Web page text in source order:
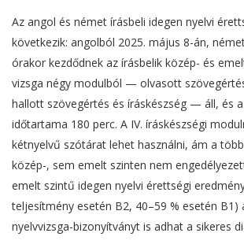
Az angol és német írásbeli idegen nyelvi
következik: angolból 2025. május 8-án,
órakor kezdődnek az írásbelik közép- és
vizsga négy modulból — olvasott
hallott szövegértés és íráskészség — áll, és
időtartama 180 perc. A IV. íráskészségi
kétnyelvű szótárat lehet használni, ám a
közép-, sem emelt szinten nem
emelt szintű idegen nyelvi érettségi
teljesítmény esetén B2, 40–59 % esetén B1)
nyelvvizsga-bizonyítványt is adhat a sikeres